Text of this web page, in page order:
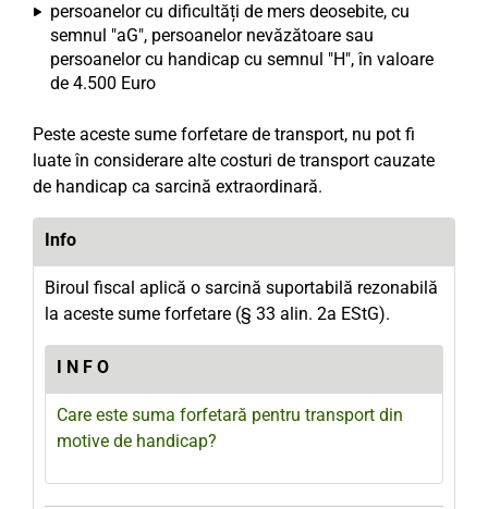
persoanelor cu dificultăți de mers deosebite, cu
semnul "aG", persoanelor nevăzătoare sau
persoanelor cu handicap cu semnul "H", în valoare
de 4.500 Euro
Peste aceste sume forfetare de transport, nu pot fi
luate în considerare alte costuri de transport cauzate
de handicap ca sarcină extraordinară.
Info
Biroul fiscal aplică o sarcină suportabilă rezonabilă
la aceste sume forfetare (§ 33 alin. 2a EStG).
I N F O
Care este suma forfetară pentru transport din
motive de handicap?